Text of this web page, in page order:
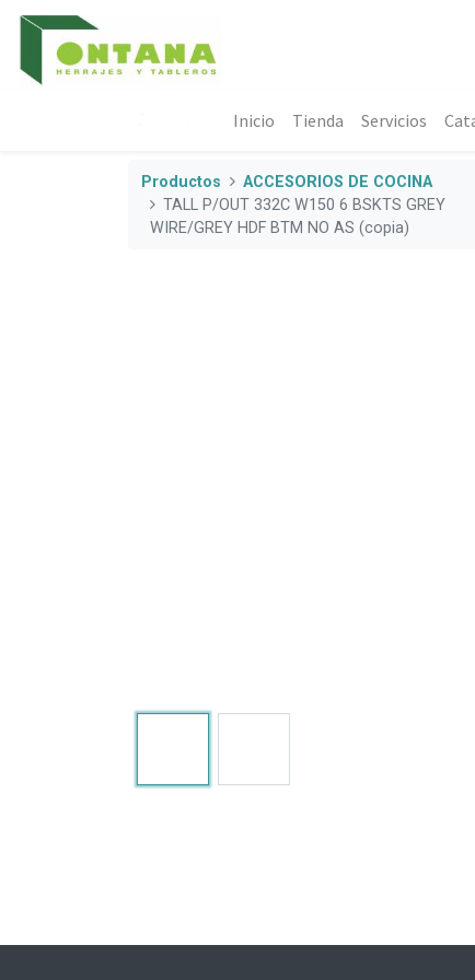
Inicio Tienda Servicios
Productos
ACCESORIOS DE COCINA
TALL P/OUT 332C W150 6 BSKTS GREY
WIRE/GREY HDF BTM NO AS (copia)